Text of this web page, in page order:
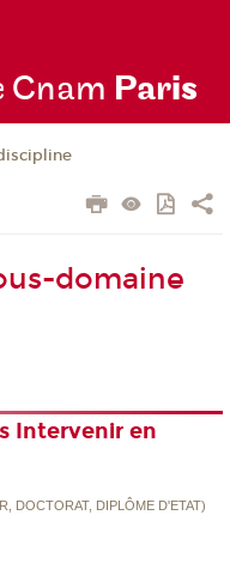
Cnam Paris
domaine
Intervenir en
DOCTORAT, DIPLÔME D'ETAT)